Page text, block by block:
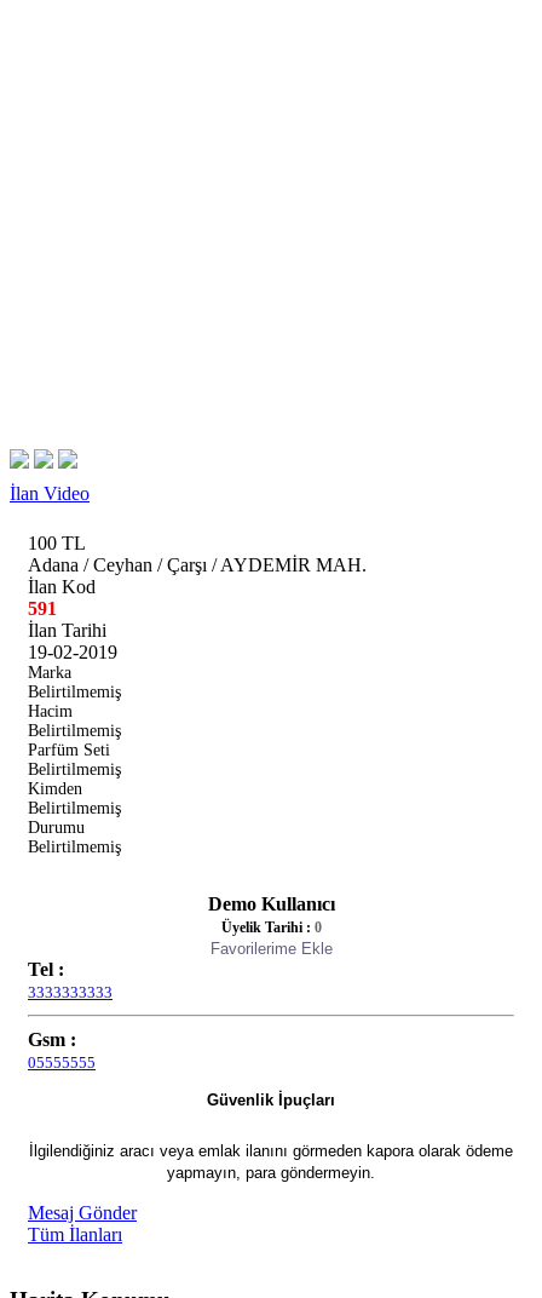
İlan Video
100 TL
Adana / Ceyhan / Çarşı / AYDEMİR MAH.
İlan Kod
591
İlan Tarihi
19-02-2019
Marka
Belirtilmemiş
Hacim
Belirtilmemiş
Parfüm Seti
Belirtilmemiş
Kimden
Belirtilmemiş
Durumu
Belirtilmemiş
Demo Kullanıcı
Üyelik Tarihi : 0
Favorilerime Ekle
Tel :
3333333333
Gsm :
05555555
Güvenlik İpuçları
İlgilendiğiniz aracı veya emlak ilanını görmeden kapora olarak ödeme
yapmayın, para göndermeyin.
Mesaj Gönder
Tüm İlanları